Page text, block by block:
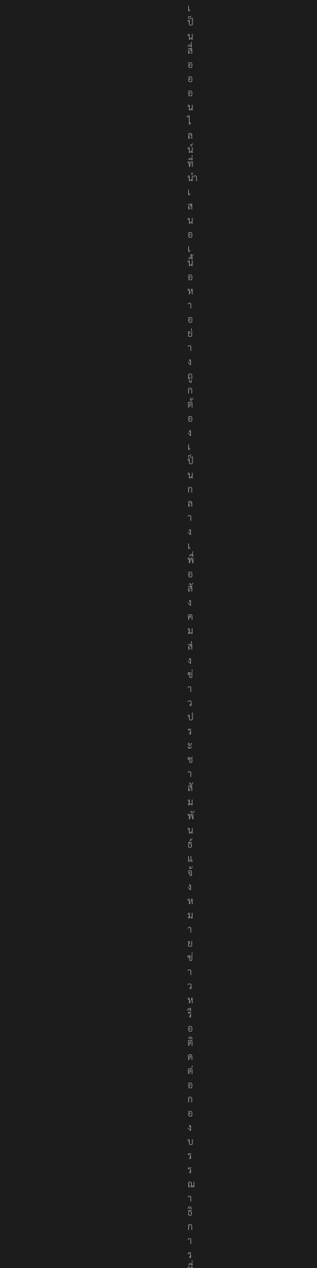
เ
ป็
น
สื่
อ
อ
อ
น
ไ
ล
น์
ที่
นำ
เ
ส
น
อ
เ
นื้
อ
ห
า
อ
ย่
า
ง
ถู
ก
ต้
อ
ง
เ
ป็
น
ก
ล
า
ง
เ
พื่
อ
สั
ง
ค
ม
ส่
ง
ข่
า
ว
ป
ร
ะ
ช
า
สั
ม
พั
น
ธ์
แ
จ้
ง
ห
ม
า
ย
ข่
า
ว
ห
รื
อ
ติ
ด
ต่
อ
ก
อ
ง
บ
ร
ร
ณ
า
ธิ
ก
า
ร